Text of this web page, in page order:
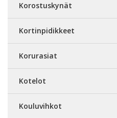
Korostuskynät
Kortinpidikkeet
Korurasiat
Kotelot
Kouluvihkot